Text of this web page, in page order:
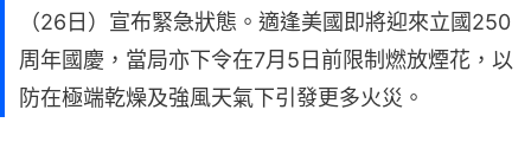
（26日）宣布緊急狀態。適逢美國即將迎來立國250
周年國慶，當局亦下令在7月5日前限制燃放煙花，以
防在極端乾燥及強風天氣下引發更多火災。